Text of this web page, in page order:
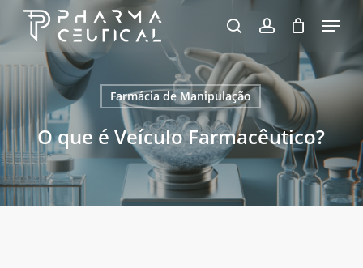
content
pesquisaaccount
Menu
Carrinho Fechar
Farmácia de Manipulação
O que é Veículo Farmacêutico?
Menu